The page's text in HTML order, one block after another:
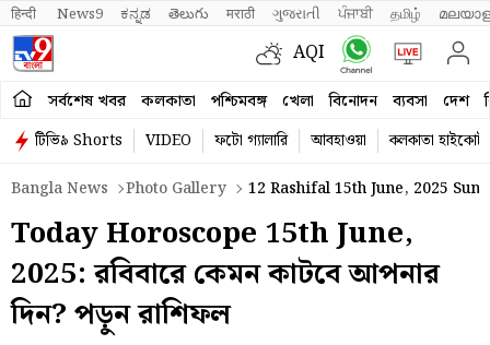
हिन्दी News9 ಕನ್ನಡ తెలుగు मराठी ગુજરાતી ਪੰਜਾਬੀ தமிழ்
AQI
সর্বশেষ খবর কলকাতা পশ্চিমবঙ্গ খেলা বিনোদন ব্যবসা দেশ
টিভি৯ Shorts VIDEO ফটো গ্যালারি আবহাওয়া
কলকাতা হাইকোর্ট
Bangla News
Photo Gallery 12 Rashifal 15th June, 2025
Today Horoscope 15th June,
2025: রবিবারে কেমন কাটবে আপনার
দিন? পড়ুন রাশিফল